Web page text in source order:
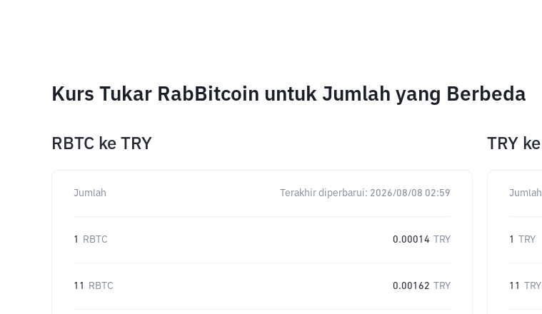
Kurs Tukar RabBitcoin untuk Jumlah yang Berbeda
RBTC ke TRY
Jumlah Terakhir diperbarui: 2026/08/08 02:59
1 RBTC 0.00014 TRY
11 RBTC 0.00162 TRY
TRY ke
Jumlah
1 TRY
11 TRY